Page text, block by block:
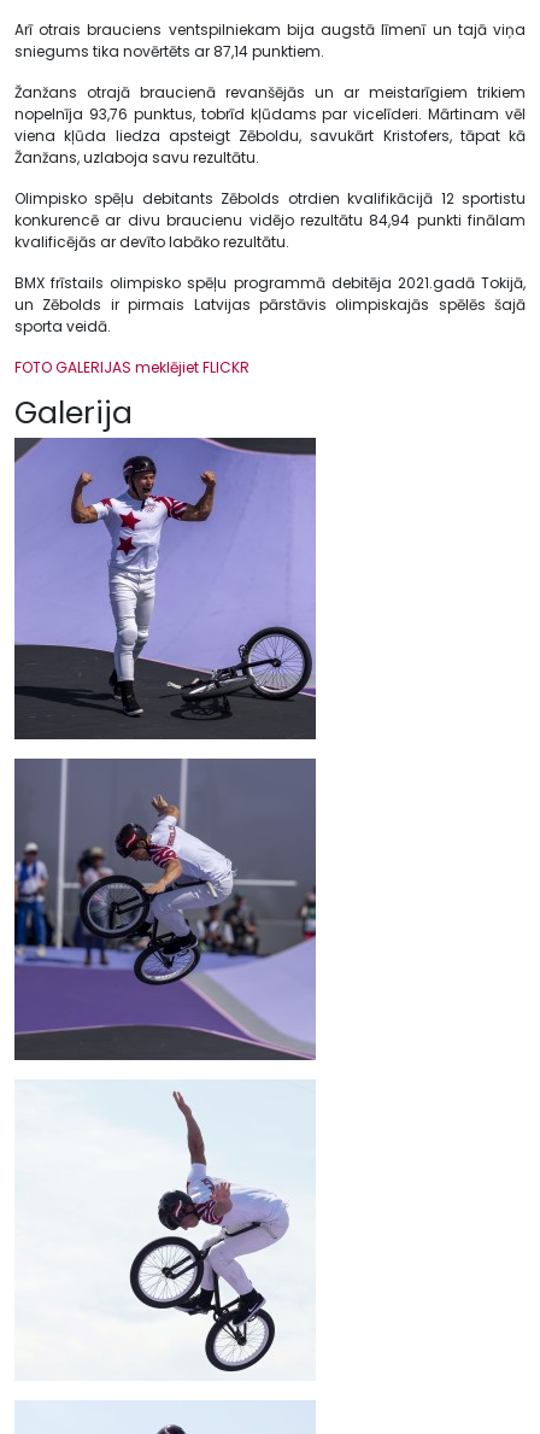
Arī otrais brauciens ventspilniekam bija augstā līmenī un tajā viņa
sniegums tika novērtēts ar 87,14 punktiem.
Žanžans otrajā braucienā revanšējās un ar meistarīgiem trikiem
nopelnīja 93,76 punktus, tobrīd kļūdams par vicelīderi. Mārtinam vēl
viena kļūda liedza apsteigt Zēboldu, savukārt Kristofers, tāpat kā
Žanžans, uzlaboja savu rezultātu.
Olimpisko spēļu debitants Zēbolds otrdien kvalifikācijā 12 sportistu
konkurencē ar divu braucienu vidējo rezultātu 84,94 punkti finālam
kvalificējās ar devīto labāko rezultātu.
BMX frīstails olimpisko spēļu programmā debitēja 2021.gadā Tokijā,
un Zēbolds ir pirmais Latvijas pārstāvis olimpiskajās spēlēs šajā
sporta veidā.
FOTO GALERIJAS meklējiet FLICKR
Galerija